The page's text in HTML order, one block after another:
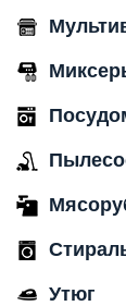
Утюг